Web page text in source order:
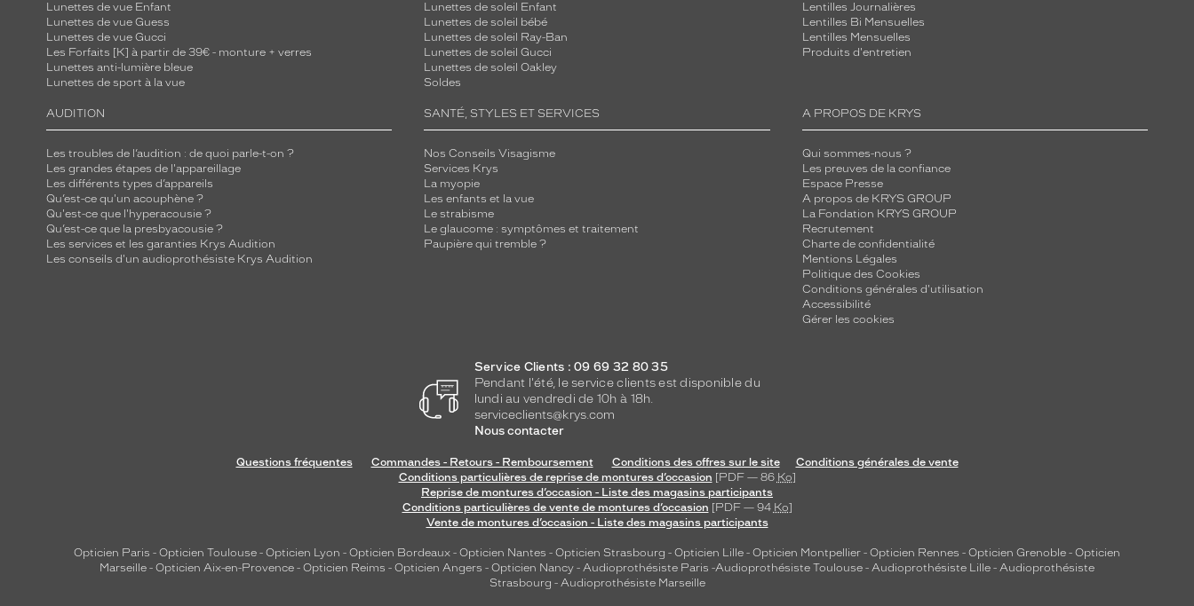
Lunettes de vue Enfant
Lunettes de vue Guess
Lunettes de vue Gucci
Les Forfaits [K] à partir de 39€ - monture + verres
Lunettes anti-lumière bleue
Lunettes de sport à la vue
Lunettes de soleil Enfant
Lunettes de soleil bébé
Lunettes de soleil Ray-Ban
Lunettes de soleil Gucci
Lunettes de soleil Oakley
Soldes
Lentilles Journalières
Lentilles Bi Mensuelles
Lentilles Mensuelles
Produits d'entretien
AUDITION
Les troubles de l’audition : de quoi parle-t-on ?
Les grandes étapes de l'appareillage
Les différents types d’appareils
Qu’est-ce qu'un acouphène ?
Qu'est-ce que l'hyperacousie ?
Qu’est-ce que la presbyacousie ?
Les services et les garanties Krys Audition
Les conseils d'un audioprothésiste Krys Audition
SANTÉ, STYLES ET SERVICES
Nos Conseils Visagisme
Services Krys
La myopie
Les enfants et la vue
Le strabisme
Le glaucome : symptômes et traitement
Paupière qui tremble ?
A PROPOS DE KRYS
Qui sommes-nous ?
Les preuves de la confiance
Espace Presse
A propos de KRYS GROUP
La Fondation KRYS GROUP
Recrutement
Charte de confidentialité
Mentions Légales
Politique des Cookies
Conditions générales d'utilisation
Accessibilité
Gérer les cookies
Service Clients : 09 69 32 80 35
Pendant l'été, le service clients est disponible du
lundi au vendredi de 10h à 18h.
serviceclients@krys.com
Nous contacter
Questions fréquentes Commandes - Retours - Remboursement Conditions des offres sur le site
Conditions générales de vente
Conditions particulières de reprise de montures d’occasion [PDF — 86 Ko]
Reprise de montures d’occasion - Liste des magasins participants
Conditions particulières de vente de montures d’occasion [PDF — 94 Ko]
Vente de montures d’occasion - Liste des magasins participants
Opticien Paris - Opticien Toulouse - Opticien Lyon - Opticien Bordeaux - Opticien Nantes - Opticien Strasbourg - Opticien Lille - Opticien Montpellier - Opticien Rennes - Opticien Grenoble - Opticien
Marseille - Opticien Aix-en-Provence - Opticien Reims - Opticien Angers - Opticien Nancy - Audioprothésiste Paris -Audioprothésiste Toulouse - Audioprothésiste Lille - Audioprothésiste
Strasbourg - Audioprothésiste Marseille